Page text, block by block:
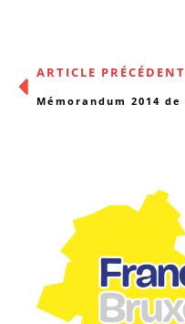
ARTICLE PRÉCÉDENT